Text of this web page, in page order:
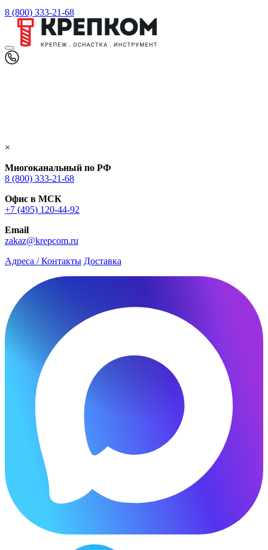
8 (800) 333-21-68
×
Многоканальный по РФ
8 (800) 333‑21-68
Офис в МСК
+7 (495) 120-44-92
Email
zakaz@krepcom.ru
Адреса / Контакты Доставка